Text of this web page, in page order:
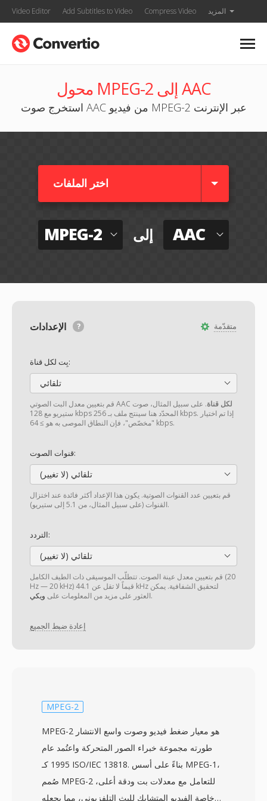
Video Editor Add Subtitles to Video Compress Video المزيد
محول MPEG-2 إلى AAC
استخرج صوت AAC من فيديو MPEG-2 عبر الإنترنت
اختر الملفات
MPEG-2 إلى AAC
متقدّمة
بِت لكل قناة:
تلقائي
قم بتعيين معدل البت الصوتي AAC لكل قناة. على سبيل المثال، صوت
ستيريو مع 128 kbps المحدّد هنا سينتج ملف بـ 256 kbps. إذا تم اختيار
"مخصّص"، فإن النطاق الموصى به هو ≥ 64 kbps.
قنوات الصوت:
تلقائي (لا تغيير)
قم بتعيين عدد القنوات الصوتية. يكون هذا الإعداد أكثر فائدة عند اختزال
القنوات (على سبيل المثال، من 5.1 إلى ستيريو).
التردد:
تلقائي (لا تغيير)
قم بتعيين معدل عينة الصوت. تتطلّب الموسيقى ذات الطيف الكامل (20
Hz — 20 kHz) قيماً لا تقل عن 44.1 kHz لتحقيق الشفافية. يمكن
العثور على مزيد من المعلومات على ويكي .
إعادة ضبط الجميع
MPEG-2
MPEG-2 هو معيار ضغط فيديو وصوت واسع الانتشار
طورته مجموعة خبراء الصور المتحركة واعتُمد عام
1995 كـ ISO/IEC 13818. بناءً على أسس MPEG-1،
صُمم MPEG-2 للتعامل مع معدلات بت ودقة أعلى،
خاصة الفيديو المتشابك للبث التلفزيوني، مما يجعله